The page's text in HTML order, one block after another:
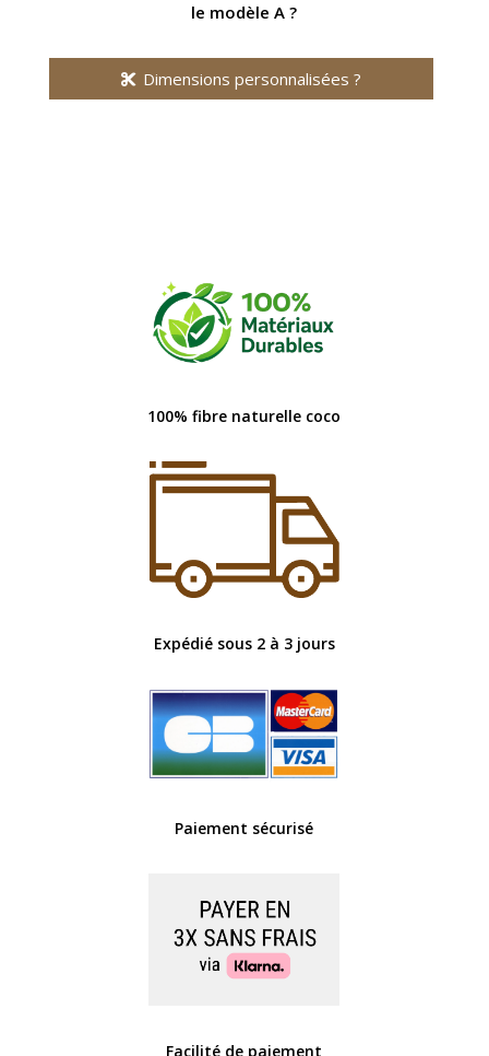
le modèle A ?
Dimensions personnalisées ?
100% fibre naturelle coco
Expédié sous 2 à 3 jours
Paiement sécurisé
Facilité de paiement